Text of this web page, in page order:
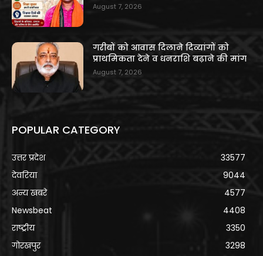
August 7, 2026
गरीबों को आवास दिलाने दिव्यांगों को
प्राथमिकता देने व धनराशि बढ़ाने की मांग
August 7, 2026
POPULAR CATEGORY
उत्तर प्रदेश
33577
देवरिया
9044
अन्य खबरे
4577
Newsbeat
4408
राष्ट्रीय
3350
गोरखपुर
3298